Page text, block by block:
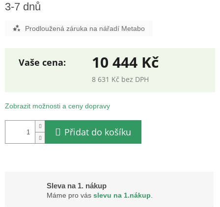
3-7 dnů
Prodloužená záruka na nářadí Metabo
10 444 Kč
8 631 Kč bez DPH
cena:
Zobrazit možnosti a ceny dopravy
Přidat do košíku
Sleva na 1. nákup
Máme pro vás slevu na 1.nákup